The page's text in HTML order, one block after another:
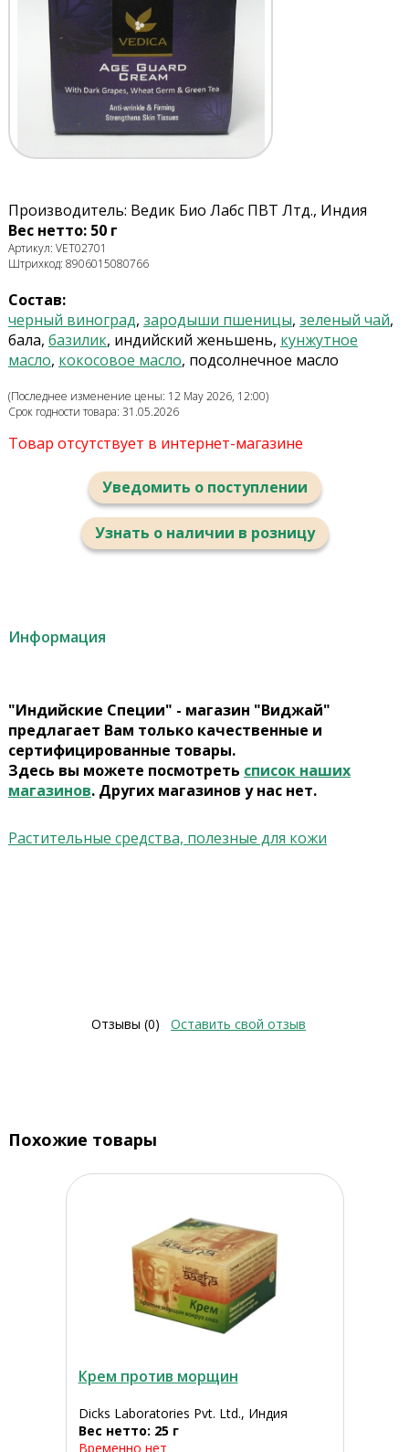
Производитель: Ведик Био Лабс ПВТ Лтд., Индия
Вес нетто: 50 г
Артикул: VET02701
Штрихкод: 8906015080766
Состав:
черный виноград, зародыши пшеницы, зеленый чай,
бала, базилик, индийский женьшень, кунжутное
масло, кокосовое масло, подсолнечное масло
(Последнее изменение цены: 12 May 2026, 12:00)
Срок годности товара: 31.05.2026
Товар отсутствует в интернет-магазине
Уведомить о поступлении
Узнать о наличии в розницу
Информация
"Индийские Специи" - магазин "Виджай"
предлагает Вам только качественные и
сертифицированные товары.
Здесь вы можете посмотреть список наших
магазинов. Других магазинов у нас нет.
Растительные средства, полезные для кожи
Отзывы (0) Оставить свой отзыв
Похожие товары
Крем против морщин
Dicks Laboratories Pvt. Ltd., Индия
Вес нетто: 25 г
Временно нет